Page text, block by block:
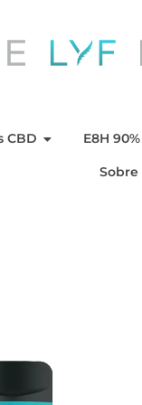
CBD
CBD Aperto Flores
E8H 90%
Sobre